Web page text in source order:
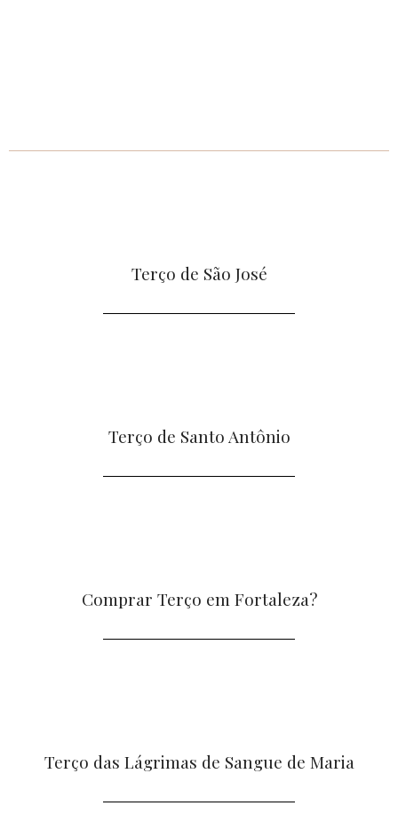
Terço de São José
Terço de Santo Antônio
Comprar Terço em Fortaleza?
Terço das Lágrimas de Sangue de Maria